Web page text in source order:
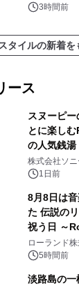
苑 別邸ふう
3時間前
タイルの新着を
ース
スヌーピ
とに楽し
の人気銭湯
ラボレー
ボグッズも
株式会社ソ
1日前
8月8日は
た 伝説の
祝う日 ～
を展示して
催 英国ラ
ローランド
5時間前
淡路島の